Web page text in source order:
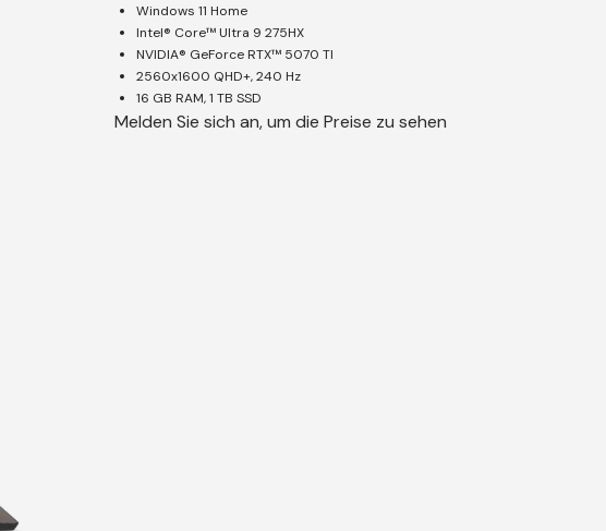
Windows 11 Home
Intel® Core™ Ultra 9 275HX
NVIDIA® GeForce RTX™ 5070 TI
2560x1600 QHD+, 240 Hz
16 GB RAM, 1 TB SSD
Melden Sie sich an, um die Preise zu sehen